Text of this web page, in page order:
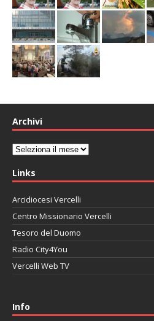
Archivi
Archivi
Links
Arcidiocesi Vercelli
Centro Missionario Vercelli
Tesoro del Duomo
Radio City4You
Vercelli Web TV
Info